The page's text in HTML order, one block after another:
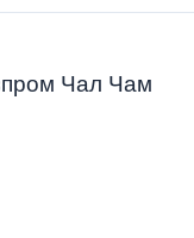
Чал Чам